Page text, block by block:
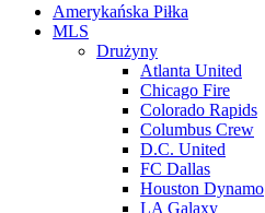
Menu
główne
Amerykańska Piłka
MLS
Drużyny
Atlanta United
Chicago Fire
Colorado Rapids
Columbus Crew
D.C. United
FC Dallas
Houston Dynamo
LA Galaxy